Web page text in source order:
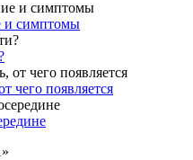
и симптомы
чего появляется